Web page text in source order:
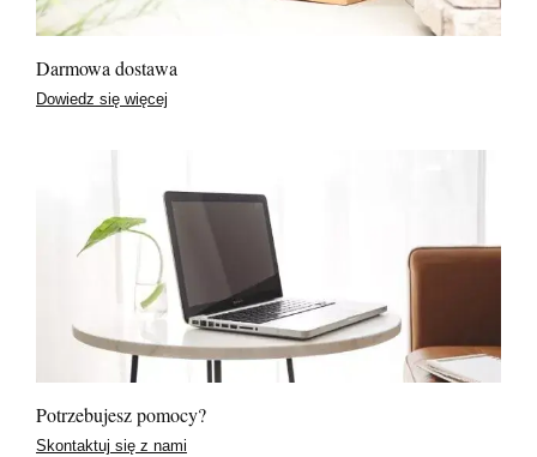
Darmowa dostawa
Dowiedz się więcej
Potrzebujesz pomocy?
Skontaktuj się z nami